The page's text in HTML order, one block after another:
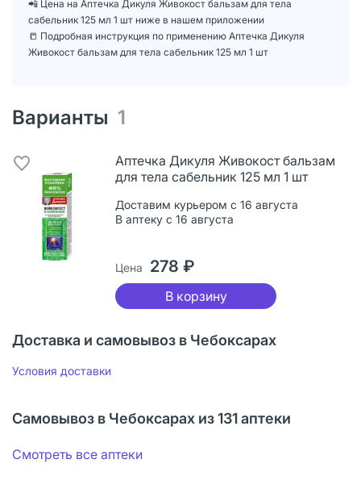
📲 Цена на Аптечка Дикуля Живокост бальзам для тела
сабельник 125 мл 1 шт ниже в нашем приложении
📒 Подробная инструкция по применению Аптечка Дикуля
Живокост бальзам для тела сабельник 125 мл 1 шт
Варианты 1
Аптечка Дикуля Живокост бальзам
для тела сабельник 125 мл 1 шт
Доставим курьером с 16 августа
В аптеку с 16 августа
Цена 278 ₽
В корзину
Доставка и самовывоз в Чебоксарах
Условия доставки
Самовывоз в Чебоксарах из 131 аптеки
Смотреть все аптеки